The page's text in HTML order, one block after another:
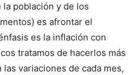
población y de los
es afrontar el
es la inflación con
tratamos de hacerlos más
variaciones de cada mes,